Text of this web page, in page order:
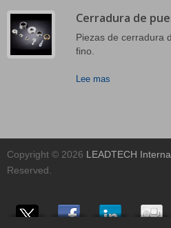
Cerradura de
Piezas de cerradura
fino.
Lee mas
Copyright © 2026 LEADTECH
Reserved.